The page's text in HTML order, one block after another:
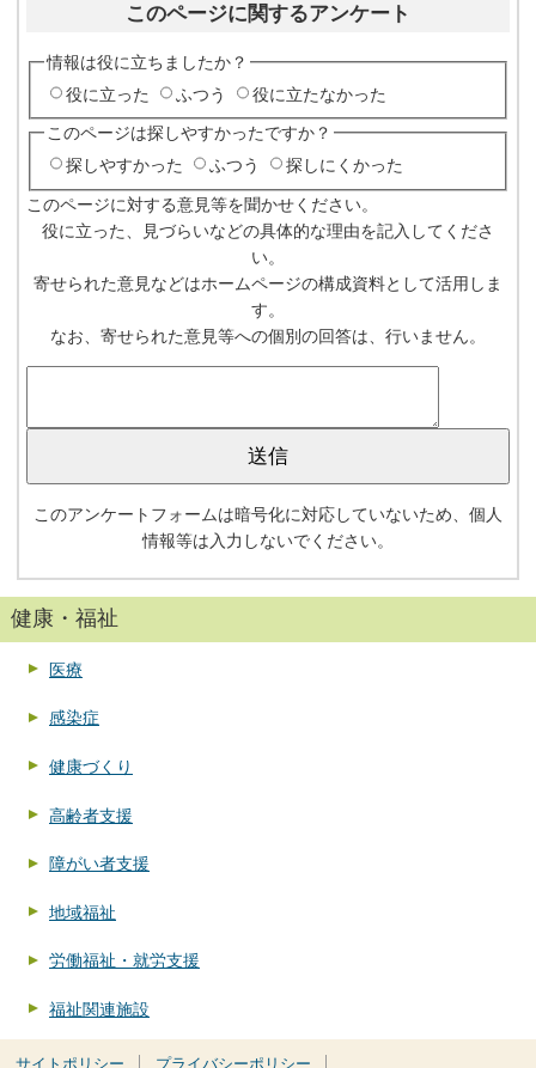
このページに関するアンケート
情報は役に立ちましたか？
役に立った
ふつう 役に立たなかった
このページは探しやすかったですか？
探しやすかった
ふつう 探しにくかった
このページに対する意見等を聞かせください。
役に立った、見づらいなどの具体的な理由を記入してくださ
い。
寄せられた意見などはホームページの構成資料として活用しま
す。
なお、寄せられた意見等への個別の回答は、行いません。
このアンケートフォームは暗号化に対応していないため、個人
情報等は入力しないでください。
健康・福祉
医療
感染症
健康づくり
高齢者支援
障がい者支援
地域福祉
労働福祉・就労支援
福祉関連施設
サイトポリシー プライバシーポリシー